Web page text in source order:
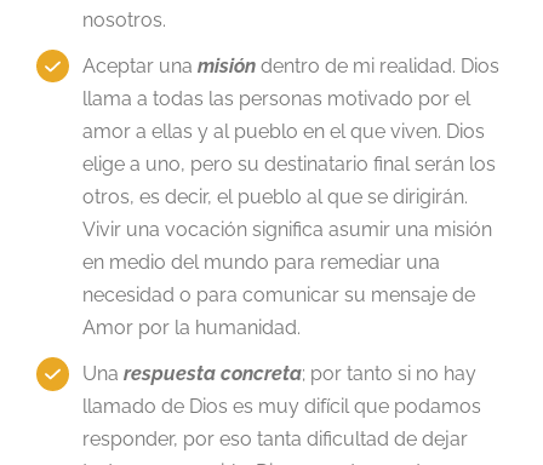
nosotros.
Aceptar unamisión dentro de mi realidad. Dios
llama a todas las personas motivado por el
amor a ellas y al pueblo en el que viven. Dios
elige a uno, pero su destinatario final serán los
otros, es decir, el pueblo al que se dirigirán.
Vivir una vocación significa asumir una misión
en medio del mundo para remediar una
necesidad o para comunicar su mensaje de
Amor por la humanidad.
Unarespuesta concreta; por tanto si no hay
llamado de Dios es muy difícil que podamos
responder, por eso tanta dificultad de dejar